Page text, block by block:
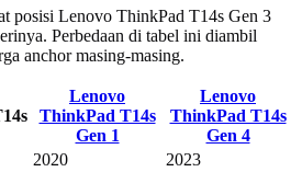
posisi Lenovo ThinkPad T14s Gen 3
Perbedaan di tabel ini diambil
anchor masing-masing.
Lenovo
ThinkPad T14s
Gen 1
Lenovo
ThinkPad T14s
Gen 4
2020 2023